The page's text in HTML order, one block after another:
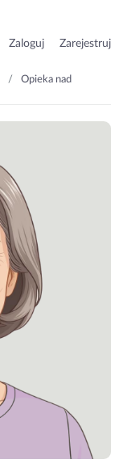
Zaloguj Zarejestruj
Opieka nad